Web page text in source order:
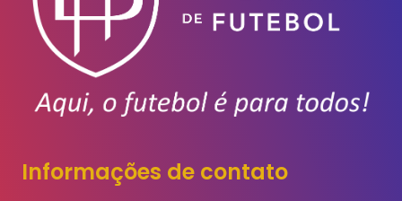
Informações de contato